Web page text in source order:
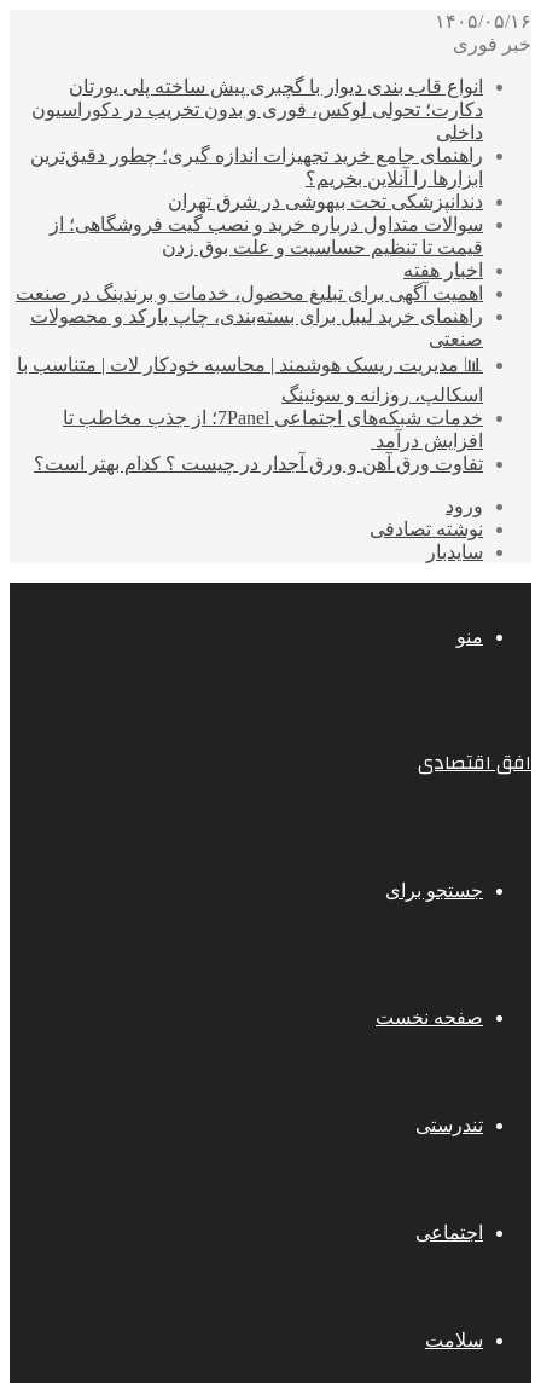
۱۴۰۵/۰۵/۱۶
خبر فوری
انواع قاب بندی دیوار با گچبری پیش ساخته پلی یورتان
دکارت؛ تحولی لوکس، فوری و بدون تخریب در دکوراسیون
داخلی
راهنمای جامع خرید تجهیزات اندازه گیری؛ چطور دقیق‌ترین
ابزارها را آنلاین بخریم؟
دندانپزشکی تحت بیهوشی در شرق تهران
سوالات متداول درباره خرید و نصب گیت فروشگاهی؛ از
قیمت تا تنظیم حساسیت و علت بوق زدن
اخبار هفته
اهمیت آگهی برای تبلیغ محصول، خدمات و برندینگ در صنعت
راهنمای خرید لیبل برای بسته‌بندی، چاپ بارکد و محصولات
صنعتی
📊 مدیریت ریسک هوشمند | محاسبه خودکار لات | متناسب با
اسکالپ، روزانه و سوئینگ
خدمات شبکه‌های اجتماعی 7Panel؛ از جذب مخاطب تا
افزایش درآمد
تفاوت ورق آهن و ورق آجدار در چیست ؟ کدام بهتر است؟
ورود
نوشته تصادفی
سایدبار
منو
افق اقتصادی
جستجو برای
صفحه نخست
تندرستی
اجتماعی
سلامت